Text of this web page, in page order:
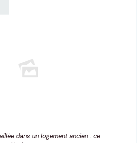
dans un logement ancien : ce